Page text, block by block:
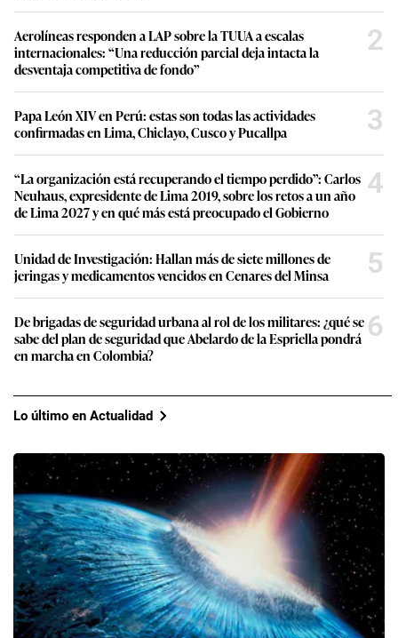
Aerolíneas responden a LAP sobre la TUUA a escalas
internacionales: “Una reducción parcial deja intacta la
desventaja competitiva de fondo”
2
Papa León XIV en Perú: estas son todas las actividades
confirmadas en Lima, Chiclayo, Cusco y Pucallpa
3
“La organización está recuperando el tiempo perdido”: Carlos
Neuhaus, expresidente de Lima 2019, sobre los retos a un año
de Lima 2027 y en qué más está preocupado el Gobierno
4
Unidad de Investigación: Hallan más de siete millones de
jeringas y medicamentos vencidos en Cenares del Minsa
5
De brigadas de seguridad urbana al rol de los militares: ¿qué se
sabe del plan de seguridad que Abelardo de la Espriella pondrá
en marcha en Colombia?
6
Lo último en Actualidad